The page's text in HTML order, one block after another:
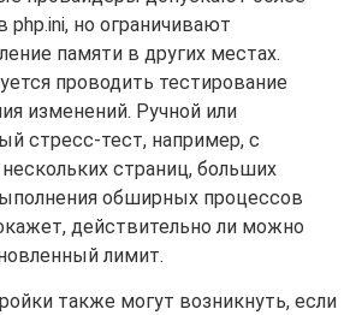
php.ini, но ограничивают
памяти в других местах.
проводить тестирование
изменений. Ручной или
стресс-тест, например, с
страниц, больших
обширных процессов
действительно ли можно
лимит.
также могут возникнуть, если